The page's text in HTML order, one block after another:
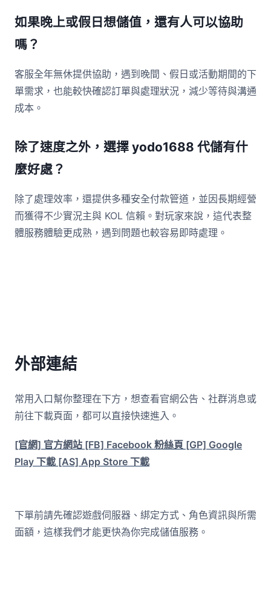
如果晚上或假日想儲值，還有人可以協助
嗎？
客服全年無休提供協助，遇到晚間、假日或活動期間的下
單需求，也能較快確認訂單與處理狀況，減少等待與溝通
成本。
除了速度之外，選擇 yodo1688 代儲有什
麼好處？
除了處理效率，還提供多種安全付款管道，並因長期經營
而獲得不少實況主與 KOL 信賴。對玩家來說，這代表整
體服務體驗更成熟，遇到問題也較容易即時處理。
外部連結
常用入口幫你整理在下方，想查看官網公告、社群消息或
前往下載頁面，都可以直接快速進入。
[官網] 官方網站 [FB] Facebook 粉絲頁 [GP] Google
Play 下載 [AS] App Store 下載
下單前請先確認遊戲伺服器、綁定方式、角色資訊與所需
面額，這樣我們才能更快為你完成儲值服務。